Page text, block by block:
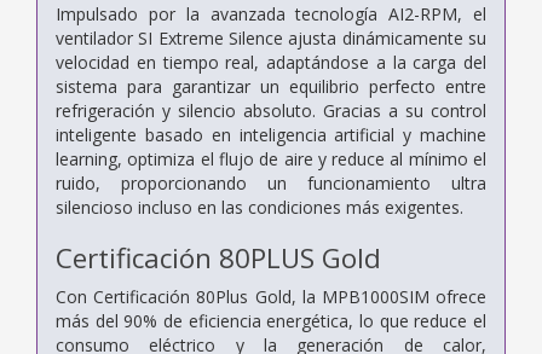
Impulsado por la avanzada tecnología AI2-RPM, el
ventilador SI Extreme Silence ajusta dinámicamente su
velocidad en tiempo real, adaptándose a la carga del
sistema para garantizar un equilibrio perfecto entre
refrigeración y silencio absoluto. Gracias a su control
inteligente basado en inteligencia artificial y machine
learning, optimiza el flujo de aire y reduce al mínimo el
ruido, proporcionando un funcionamiento ultra
silencioso incluso en las condiciones más exigentes.
Certificación 80PLUS Gold
Con Certificación 80Plus Gold, la MPB1000SIM ofrece
más del 90% de eficiencia energética, lo que reduce el
consumo eléctrico y la generación de calor,